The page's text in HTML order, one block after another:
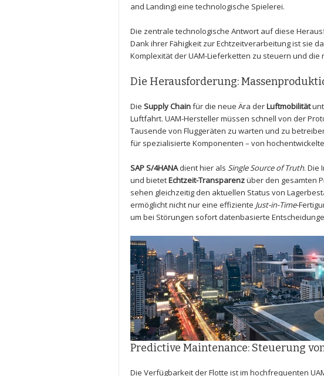
and Landing) eine technologische Spielerei.
Die zentrale technologische Antwort auf diese
Dank ihrer Fähigkeit zur Echtzeitverarbeitung ist sie
Komplexität der UAM-Lieferketten zu steuern und
Die Herausforderung:
Die Supply Chainfür die neue Ära derLuftmobilität
Luftfahrt. UAM-Hersteller müssen schnell von der
Tausende von Fluggeräten zu warten und zu
für spezialisierte Komponenten – von
SAP S/4HANAdient hier als Single Source of Truth. Die
und bietetEchtzeit-Transparenzüber den gesamten
sehen gleichzeitig den aktuellen Status von
ermöglicht nicht nur eine effiziente Just-in-Time-
um bei Störungen sofort datenbasierte
Predictive Maintenance: Steuerung
Die Verfügbarkeit der Flotte ist im hochfrequenten